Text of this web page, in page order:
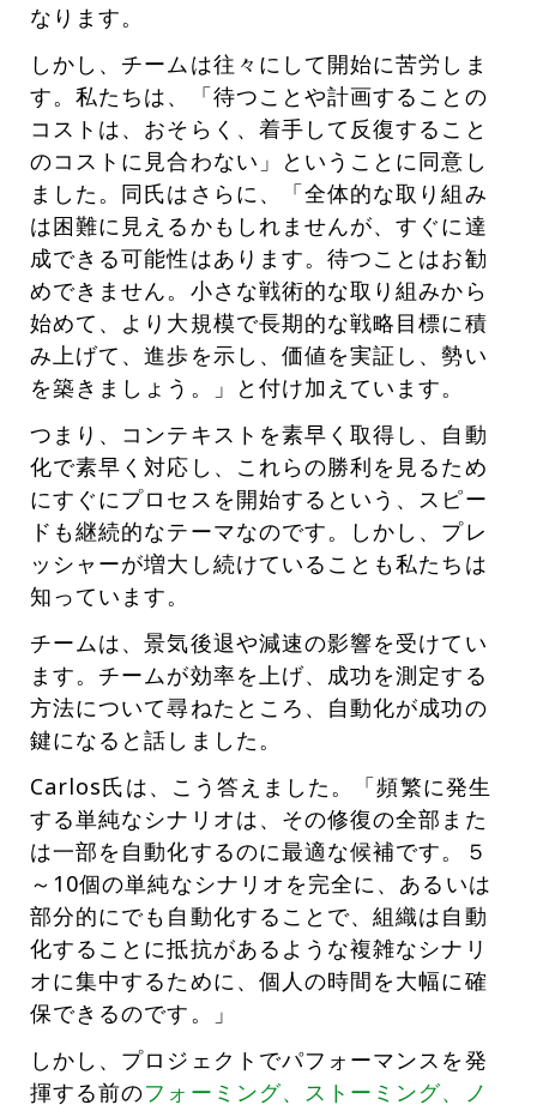
なります。
しかし、チームは往々にして開始に苦労しま
す。私たちは、「待つことや計画することの
コストは、おそらく、着手して反復すること
のコストに見合わない」ということに同意し
ました。同氏はさらに、「全体的な取り組み
は困難に見えるかもしれませんが、すぐに達
成できる可能性はあります。待つことはお勧
めできません。小さな戦術的な取り組みから
始めて、より大規模で長期的な戦略目標に積
み上げて、進歩を示し、価値を実証し、勢い
を築きましょう。」と付け加えています。
つまり、コンテキストを素早く取得し、自動
化で素早く対応し、これらの勝利を見るため
にすぐにプロセスを開始するという、スピー
ドも継続的なテーマなのです。しかし、プレ
ッシャーが増大し続けていることも私たちは
知っています。
チームは、景気後退や減速の影響を受けてい
ます。チームが効率を上げ、成功を測定する
方法について尋ねたところ、自動化が成功の
鍵になると話しました。
Carlos氏は、こう答えました。「頻繁に発生
する単純なシナリオは、その修復の全部また
は一部を自動化するのに最適な候補です。５
～10個の単純なシナリオを完全に、あるいは
部分的にでも自動化することで、組織は自動
化することに抵抗があるような複雑なシナリ
オに集中するために、個人の時間を大幅に確
保できるのです。」
しかし、プロジェクトでパフォーマンスを発
揮する前のフォーミング、ストーミング、ノ